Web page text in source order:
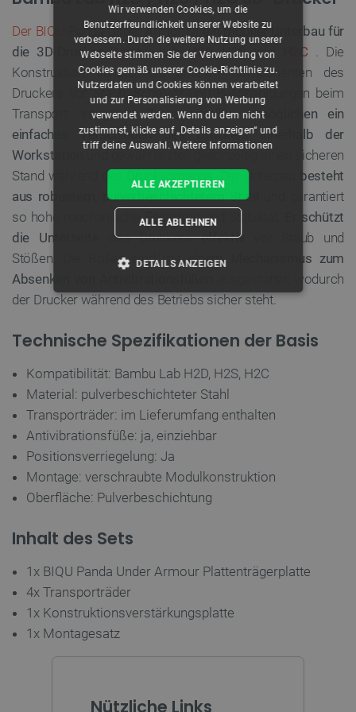
Der BIQU Panda Under Armor istein mobiler Unterbau für
die 3D-DruckerBambu Lab H2D, H2S und H2C . Die
Konstruktion schützt die unteren Komponenten des
Druckers vor Staub, Schmutz und Beschädigungen beim
Transport. Integrierte Transportrollenermöglichen ein
einfaches Verschieben des Druckers innerhalb der
Workstation
und gewährleisten gleichzeitig einen sicheren
Stand während des Druckvorgangs. Der Unterbau
besteht
aus robustem, pulverbeschichtetem Stahl
und garantiert
so hohe mechanische Festigkeit und Stabilität.
Er schützt
die Unterseite
des Druckerseffektiv
vor Staub und
Stößen. Die Rollen sind miteinem Mechanismus zum
Absenken von Antivibrationsfüßen
ausgestattet, wodurch
der Drucker während des Betriebs sicher steht.
Technische Spezifikationen der Basis
Kompatibilität: Bambu Lab H2D, H2S, H2C
Material: pulverbeschichteter Stahl
Transporträder: im Lieferumfang enthalten
Antivibrationsfüße: ja, einziehbar
Positionsverriegelung: Ja
Montage: verschraubte Modulkonstruktion
Oberfläche: Pulverbeschichtung
Inhalt des Sets
1x BIQU Panda Under Armour Plattenträgerplatte
4x Transporträder
1x Konstruktionsverstärkungsplatte
1x Montagesatz
Nützliche Links
Wir verwenden Cookies, um die
Benutzerfreundlichkeit unserer Website zu
verbessern. Durch die weitere Nutzung unserer
Webseite stimmen Sie der Verwendung von
Cookies gemäß unserer Cookie-Richtlinie zu.
Nutzerdaten und Cookies können verarbeitet
und zur Personalisierung von Werbung
verwendet werden. Wenn du dem nicht
zustimmst, klicke auf „Details anzeigen“ und
triff deine Auswahl.Weitere Informationen
ALLE AKZEPTIEREN
ALLE ABLEHNEN
DETAILS ANZEIGEN
UNBEDINGT ERFORDERLICH
PERFORMANCE
TARGETING
FUNKTIONALITÄT
Funktionalität
Unbedingt erforderliche Cookies ermöglichen
Ohne die unbedingt erforderlichen Cookies kann
die Website nicht ordnungsgemäß verwendet
werden.
Name
VISITOR_PRIVACY_METADATA
YouTube